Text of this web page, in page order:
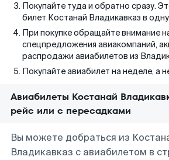
Покупайте туда и обратно сразу.
билет Костанай Владикавказ в
При покупке обращайте внимание
спецпредложения авиакомпаний,
распродажи авиабилетов из
Покупайте авиабилет на неделе, а
Авиабилеты Костанай
рейс или с пересадками
Вы можете добраться из
Владикавказ с авиабилетом в